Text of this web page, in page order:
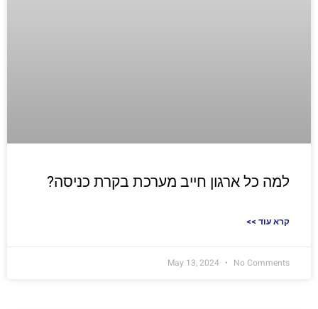
למה כל ארגון חייב מערכת בקרת כניסה?
<< קרא עוד
May 13, 2024 No Comments